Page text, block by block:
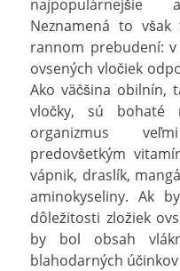
najpopulárnejšie
Neznamená to
rannom prebudení:
ovsených vločiek
Ako väčšina obilnín,
vločky, sú
organizmus
predovšetkým
vápnik, draslík,
aminokyseliny. Ak
dôležitosti zložiek
by bol obsah
blahodarných